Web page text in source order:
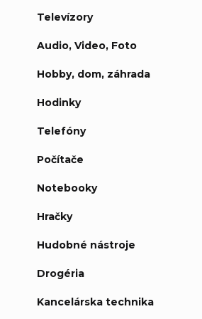
Televízory
Audio, Video, Foto
Hobby, dom, záhrada
Hodinky
Telefóny
Počítače
Notebooky
Hračky
Hudobné nástroje
Drogéria
Kancelárska technika